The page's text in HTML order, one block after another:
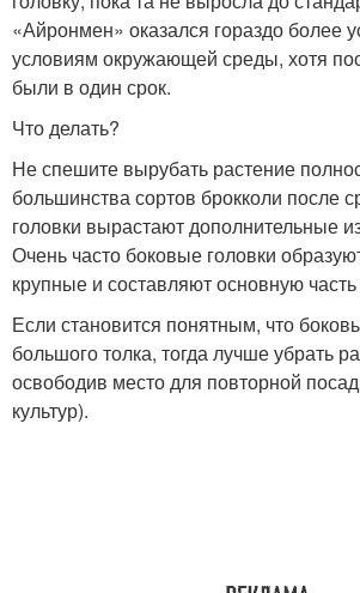
«Айронмен» оказался гораздо более
условиям окружающей среды, хотя
были в один срок.
Что делать?
Не спешите вырубать растение
большинства сортов брокколи после
головки вырастают дополнительные
Очень часто боковые головки
крупные и составляют основную
Если становится понятным, что
большого толка, тогда лучше убрать
освободив место для повторной
культур).